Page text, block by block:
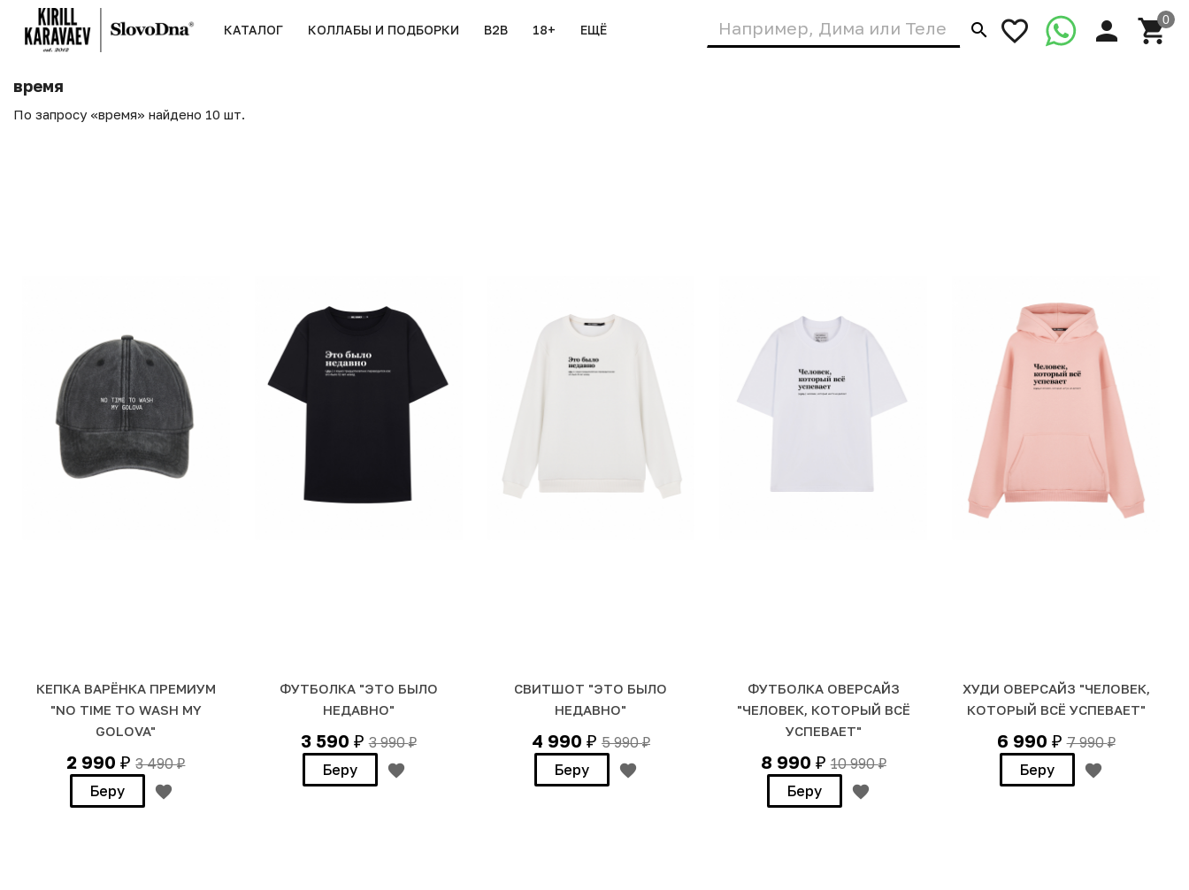
КАТАЛОГ КОЛЛАБЫ И ПОДБОРКИ B2B 18+ ЕЩЁ
время
По запросу «время» найдено 10 шт.
КЕПКА ВАРЁНКА ПРЕМИУМ
"NO TIME TO WASH MY
GOLOVA"
2 990₽ 3 490₽
Беру
ФУТБОЛКА "ЭТО БЫЛО
НЕДАВНО"
3 590 ₽ 3 990₽
Беру
СВИТШОТ "ЭТО БЫЛО
НЕДАВНО"
4 990 ₽ 5 990₽
Беру
ФУТБОЛКА ОВЕРСАЙЗ
"ЧЕЛОВЕК, КОТОРЫЙ ВСЁ
УСПЕВАЕТ"
8 990 ₽ 10 990₽
Беру
ХУДИ ОВЕРСАЙЗ "ЧЕЛОВЕК,
КОТОРЫЙ ВСЁ УСПЕВАЕТ"
6 990 ₽ 7 990₽
Беру